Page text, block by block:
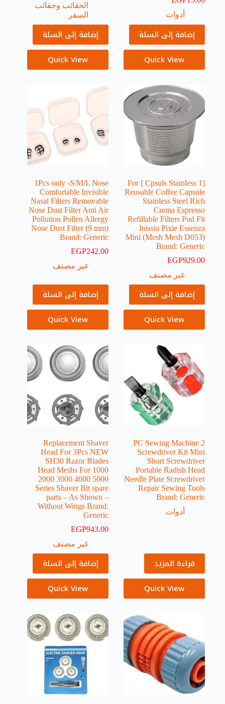
أدوات
إضافة إلى السلة
Quick View
الحقائب وحقائب
السفر
إضافة إلى السلة
Quick View
[1 Cpsuls Stainless ] For
Reusable Coffee Capsule
Stainless Steel Rich
Crema Espresso
Refillable Filters Pod Fit
Inissia Pixie Essenza
Mini (Mesh Mesh D053)
Brand: Generic
EGP929.00
غير مصنف
إضافة إلى السلة
Quick View
1Pcs only -S/M/L Nose
Comfortable Invisible
Nasal Filters Removable
Nose Dust Filter Anti Air
Pollution Pollen Allergy
Nose Dust Filter (9 mm)
Brand: Generic
EGP242.00
غير مصنف
إضافة إلى السلة
Quick View
2 PC Sewing Machine
Screwdriver Kit Mini
Short Screwdriver
Portable Radish Head
Needle Plate Screwdriver
Repair Sewing Tools
Brand: Generic
أدوات
قراءة المزيد
Quick View
Replacement Shaver
Head For 3Pcs NEW
SH30 Razor Blades
Head Meshs For 1000
2000 3000 4000 5000
Series Shaver Bit spare
parts – As Shown –
Without Wings Brand:
Generic
EGP943.00
غير مصنف
إضافة إلى السلة
Quick View